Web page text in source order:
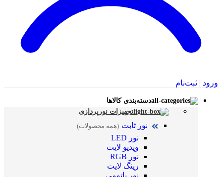
ورود | ثبت‌نام
دسته‌بندی کالاها
تجهیزات نورپردازی
نور ثابت (همه محصولات)
نور LED
ویدیو لایت
نور RGB
رینگ لایت
نور باتومی